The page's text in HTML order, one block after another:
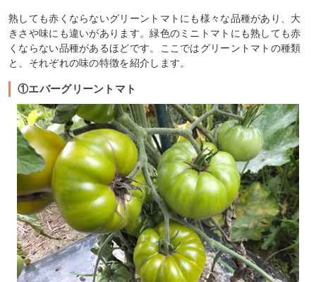
熟しても赤くならないグリーントマトにも様々な品種があり、大
きさや味にも違いがあります。緑色のミニトマトにも熟しても赤
くならない品種があるほどです。ここではグリーントマトの種類
と、それぞれの味の特徴を紹介します。
①エバーグリーントマト